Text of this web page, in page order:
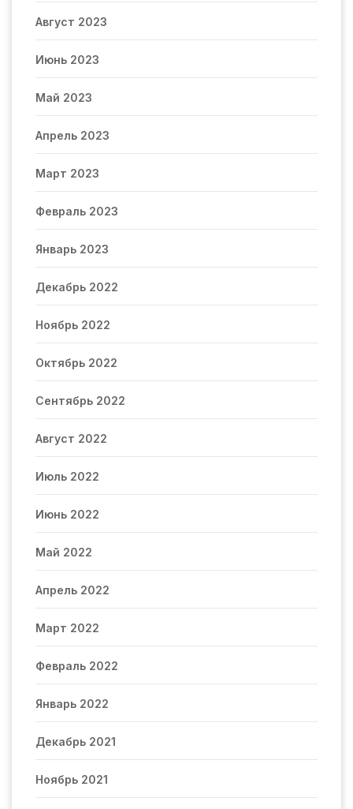
Август 2023
Июнь 2023
Май 2023
Апрель 2023
Март 2023
Февраль 2023
Январь 2023
Декабрь 2022
Ноябрь 2022
Октябрь 2022
Сентябрь 2022
Август 2022
Июль 2022
Июнь 2022
Май 2022
Апрель 2022
Март 2022
Февраль 2022
Январь 2022
Декабрь 2021
Ноябрь 2021